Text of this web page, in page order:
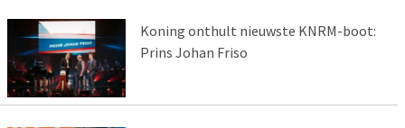
Koning onthult nieuwste KNRM-boot:
Prins Johan Friso